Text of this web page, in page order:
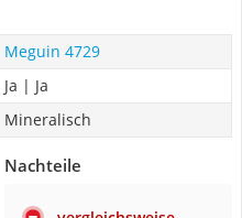
Meguin 4729
Ja | Ja
Mineralisch
Nachteile